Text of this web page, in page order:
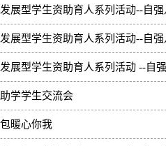
展型学生资助育人系列活动--自强
展型学生资助育人系列活动--自强
展型学生资助育人系列活动 --自
学学生交流会
暖心你我